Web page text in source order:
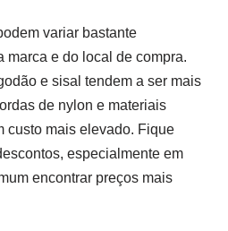
variar bastante
marca e do local de compra.
e sisal tendem a ser mais
de nylon e materiais
custo mais elevado. Fique
especialmente em
encontrar preços mais